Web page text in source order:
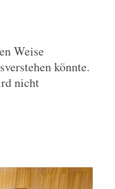
Weise
könnte.
nicht